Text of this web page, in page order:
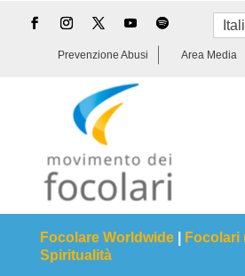
Prevenzione Abusi Area Media
Focolare Worldwide| Focolari
Spiritualità